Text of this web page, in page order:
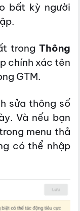
bất kỳ người
trong Thông
chính xác tên
GTM.
sửa thông số
Và nếu bạn
menu thả
có thể nhập